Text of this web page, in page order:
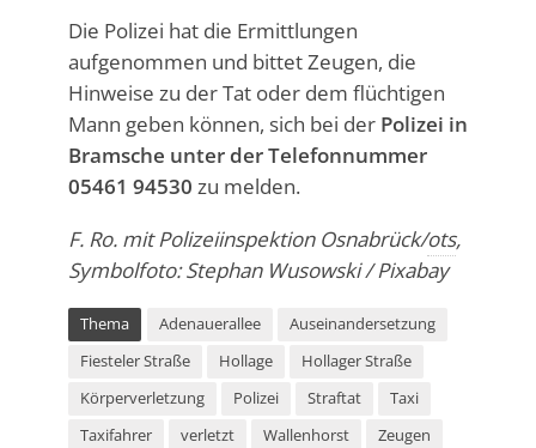
Die Polizei hat die Ermittlungen
aufgenommen und bittet Zeugen, die
Hinweise zu der Tat oder dem flüchtigen
Mann geben können, sich bei der Polizei in
Bramsche unter der Telefonnummer
05461 94530 zu melden.
F. Ro. mit Polizeiinspektion Osnabrück/ots,
Symbolfoto: Stephan Wusowski / Pixabay
Thema Adenauerallee
Auseinandersetzung
Fiesteler Straße
Hollage
Hollager Straße
Körperverletzung
Polizei Straftat
Taxi
Taxifahrer
verletzt Wallenhorst
Zeugen